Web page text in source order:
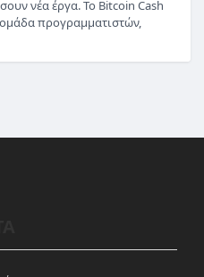
νέα έργα. Το Bitcoin Cash
προγραμματιστών,